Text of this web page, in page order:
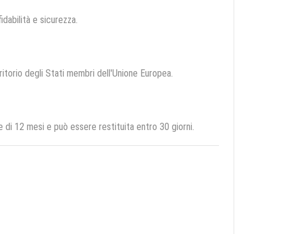
e sicurezza.
degli Stati membri dell'Unione Europea.
di 12 mesi e può essere restituita entro 30 giorni.